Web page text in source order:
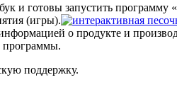
и готовы запустить программу
(игры).
о продукте и
программы.
поддержку.